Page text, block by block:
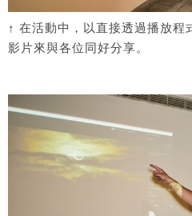
↑ 在活動中，以直接透過播放
影片來與各位同好分享。